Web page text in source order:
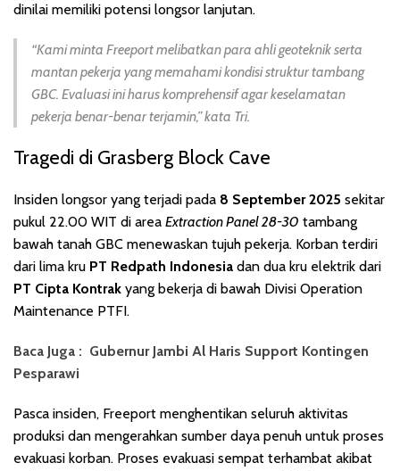
dinilai memiliki potensi longsor lanjutan.
“Kami minta Freeport melibatkan para ahli geoteknik serta
mantan pekerja yang memahami kondisi struktur tambang
GBC. Evaluasi ini harus komprehensif agar keselamatan
pekerja benar-benar terjamin,” kata Tri.
Tragedi di Grasberg Block Cave
Insiden longsor yang terjadi pada 8 September 2025 sekitar
pukul 22.00 WIT di area Extraction Panel 28-30 tambang
bawah tanah GBC menewaskan tujuh pekerja. Korban terdiri
dari lima kru PT Redpath Indonesia dan dua kru elektrik dari
PT Cipta Kontrak yang bekerja di bawah Divisi Operation
Maintenance PTFI.
Baca Juga : Gubernur Jambi Al Haris Support Kontingen
Pesparawi
Pasca insiden, Freeport menghentikan seluruh aktivitas
produksi dan mengerahkan sumber daya penuh untuk proses
evakuasi korban. Proses evakuasi sempat terhambat akibat